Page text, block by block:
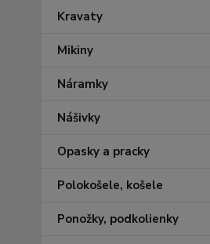
Kravaty
Mikiny
Náramky
Nášivky
Opasky a pracky
Polokošele, košele
Ponožky, podkolienky